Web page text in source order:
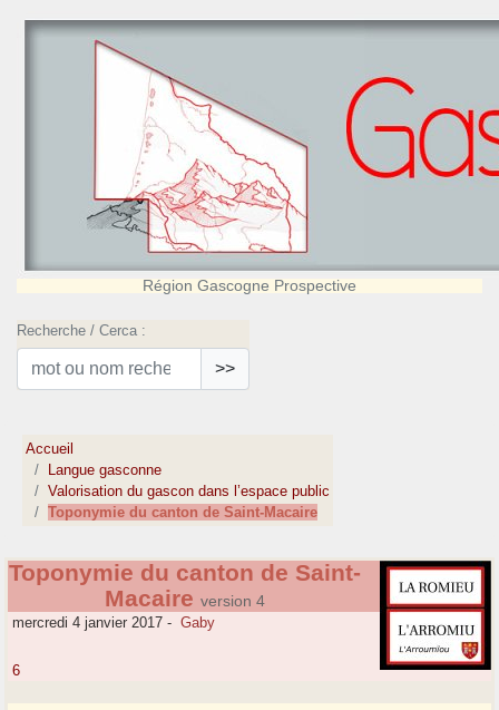
Région Gascogne Prospective
Recherche / Cerca :
>>
Accueil
Langue gasconne
Valorisation du gascon dans l’espace public
Toponymie du canton de Saint-Macaire
Toponymie du canton de Saint-
Macaire version 4
mercredi 4 janvier 2017 - Gaby
6